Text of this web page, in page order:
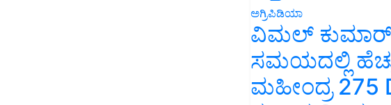
ಅಗ್ರಿಪಿಡಿಯಾ
ವಿಮಲ್
ಸಮಯದಲ್ಲಿ
ಮಹೀಂದ್ರ 275